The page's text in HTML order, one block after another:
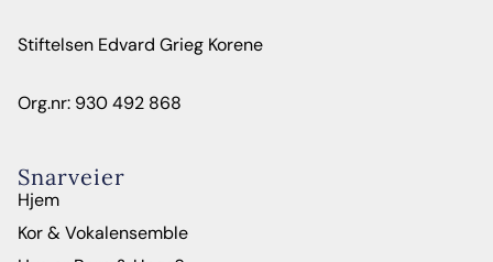
Snarveier
Hjem
Kor & Vokalensemble
Stiftelsen Edvard Grieg Korene
Org.nr: 930 492 868